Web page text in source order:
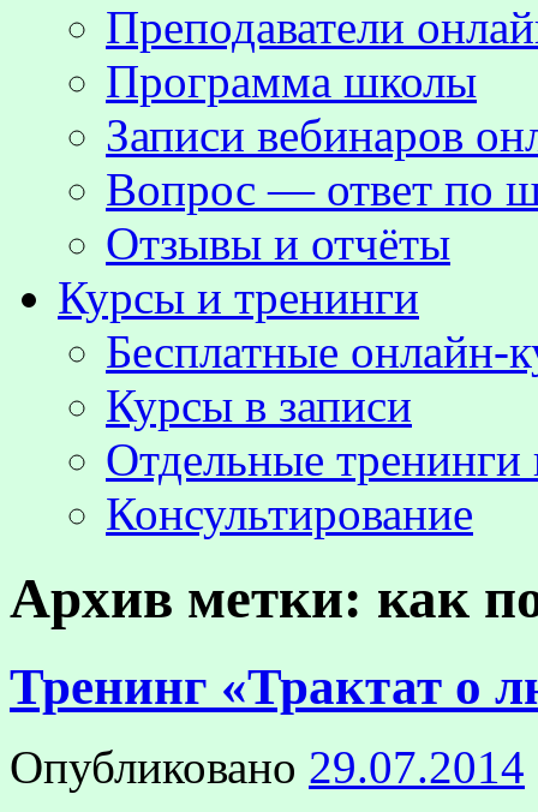
Преподаватели
Программа школы
Записи вебинаров
Вопрос — ответ по
Отзывы и отчёты
Курсы и тренинги
Бесплатные онлайн-
Курсы в записи
Отдельные тренинги
Консультирование
Архив метки: как
Тренинг «Трактат о
Опубликовано 29.07.2014